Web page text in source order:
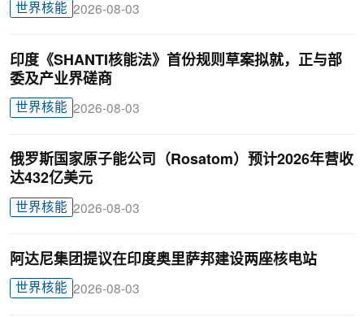
世界核能 2026-08-03
印度《SHANTI核能法》首份规则草案拟就，正与部
委及产业界磋商
世界核能 2026-08-03
俄罗斯国家原子能公司（Rosatom）预计2026年营收
达432亿美元
世界核能 2026-08-03
阿达尼集团提议在印度奥里萨邦建设两座核电站
世界核能 2026-08-03